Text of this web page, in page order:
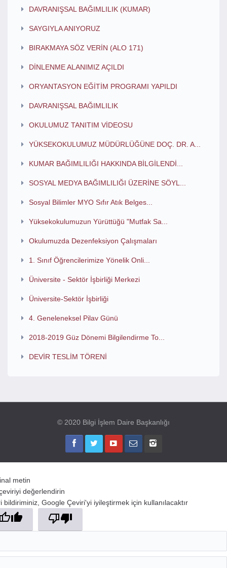
DAVRANIŞSAL BAĞIMLILIK (KUMAR)
SAYGIYLA ANIYORUZ
BIRAKMAYA SÖZ VERİN (ALO 171)
DİNLENME ALANIMIZ AÇILDI
ORYANTASYON EĞİTİM PROGRAMI YAPILDI
DAVRANIŞSAL BAĞIMLILIK
OKULUMUZ TANITIM VİDEOSU
YÜKSEKOKULUMUZ MÜDÜRLÜĞÜNE DOÇ. DR. A...
KUMAR BAĞIMLILIĞI HAKKINDA BİLGİLENDİ...
SOSYAL MEDYA BAĞIMLILIĞI ÜZERİNE SÖYL...
Sosyal Bilimler MYO Sıfır Atık Belges...
Yüksekokulumuzun Yürüttüğü "Mutfak Sa...
Okulumuzda Dezenfeksiyon Çalışmaları
1. Sınıf Öğrencilerimize Yönelik Onli...
Üniversite - Sektör İşbirliği Merkezi
Üniversite-Sektör İşbirliği
4. Geneleneksel Pilav Günü
2018-2019 Güz Dönemi Bilgilendirme To...
DEVİR TESLİM TÖRENİ
© 2020 Bilgi İşlem Daire Başkanlığı
metin
değerlendirin
bildiriminiz, Google Çeviri'yi iyileştirmek için kullanılacaktır